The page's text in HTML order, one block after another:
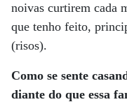
noivas curtirem cada
que tenho feito,
(risos).
Como se sente
diante do que essa